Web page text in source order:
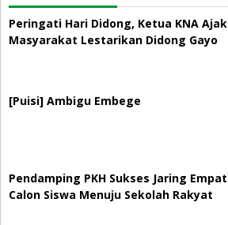
Peringati Hari Didong, Ketua KNA Ajak
Masyarakat Lestarikan Didong Gayo
[Puisi] Ambigu Embege
Pendamping PKH Sukses Jaring Empat
Calon Siswa Menuju Sekolah Rakyat